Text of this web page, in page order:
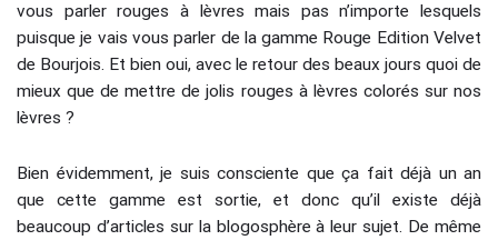
vous parler rouges à lèvres mais pas n’importe lesquels
puisque je vais vous parler de la gamme Rouge Edition Velvet
de Bourjois. Et bien oui, avec le retour des beaux jours quoi de
mieux que de mettre de jolis rouges à lèvres colorés sur nos
lèvres ?
Bien évidemment, je suis consciente que ça fait déjà un an
que cette gamme est sortie, et donc qu’il existe déjà
beaucoup d’articles sur la blogosphère à leur sujet. De même